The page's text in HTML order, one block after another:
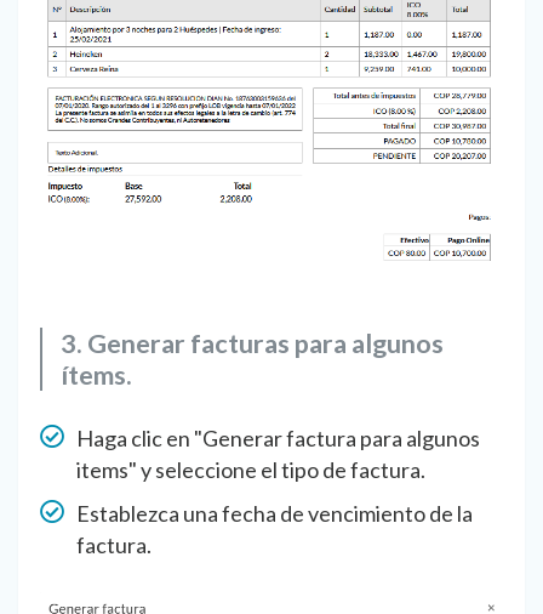
3. Generar facturas para algunos
ítems.
Haga clic en "Generar factura para algunos
items" y seleccione el tipo de factura.
Establezca una fecha de vencimiento de la
factura.